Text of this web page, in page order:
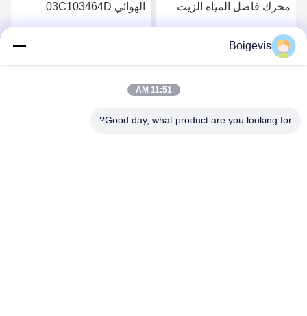
محرك فاصل المياه الزيت
03C103774 لـ 16V 1.6
احصل على أفضل سعر
الهوائي 03C103464D
Boigevis
11:51 AM
Good day, what product are you looking for?